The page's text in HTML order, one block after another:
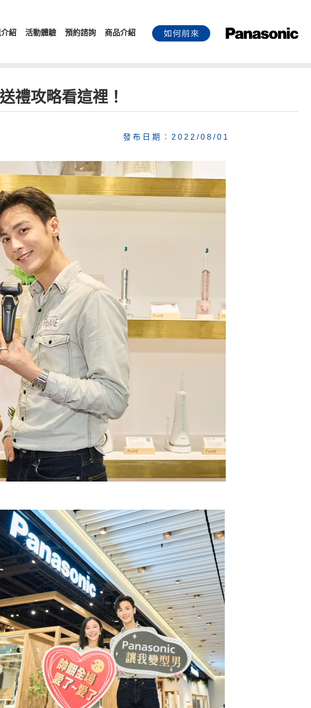
紹 活動體驗 預約諮詢 商品介紹
禮攻略看這裡！
發布日期︰2022/08/01